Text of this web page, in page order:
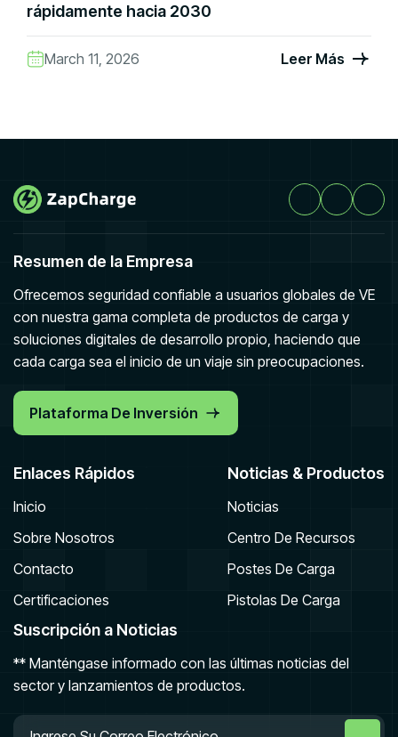
rápidamente hacia 2030
March 11, 2026 Leer Más
Resumen de la Empresa
Ofrecemos seguridad confiable a usuarios globales de VE
con nuestra gama completa de productos de carga y
soluciones digitales de desarrollo propio, haciendo que
cada carga sea el inicio de un viaje sin preocupaciones.
Plataforma De Inversión
Enlaces Rápidos
Inicio
Sobre Nosotros
Contacto
Certificaciones
Noticias & Productos
Noticias
Centro De Recursos
Postes De Carga
Pistolas De Carga
Suscripción a Noticias
** Manténgase informado con las últimas noticias del
sector y lanzamientos de productos.